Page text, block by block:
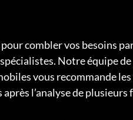
combler vos besoins
Notre équipe
vous recommande
l’analyse de plusieurs